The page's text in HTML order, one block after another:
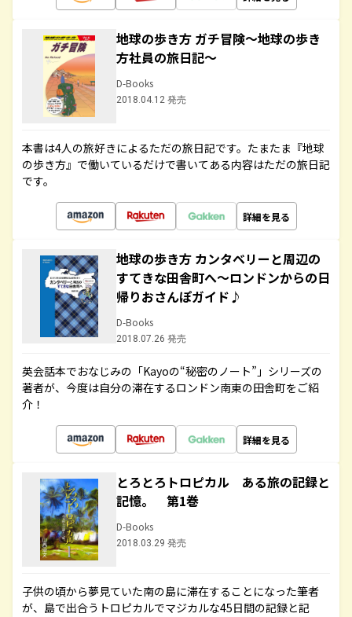
地球の歩き方 ガチ冒険～地球の歩き
方社員の旅日記～
D-Books
2018.04.12 発売
本書は4人の旅好きによるただの旅日記です。たまたま『地球
の歩き方』で働いているだけで書いてある内容はただの旅日記
です。
詳細を見る
地球の歩き方 カンタベリーと周辺の
すてきな田舎町へ～ロンドンからの日
帰りおさんぽガイド♪
D-Books
2018.07.26 発売
英会話本でおなじみの「Kayoの“秘密のノート”」シリーズの
著者が、今度は自分の滞在するロンドン南東の田舎町をご紹
介！
詳細を見る
とろとろトロピカル ある旅の記録と
記憶。 第1巻
D-Books
2018.03.29 発売
子供の頃から夢見ていた南の島に滞在することになった筆者
が、島で出合うトロピカルでマジカルな45日間の記録と記